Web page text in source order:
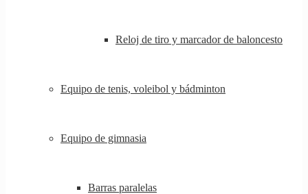
Reloj de tiro y marcador de baloncesto
Equipo de tenis, voleibol y bádminton
Equipo de gimnasia
Barras paralelas